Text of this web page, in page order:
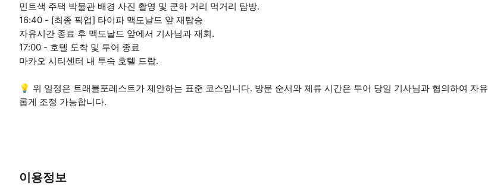
민트색 주택 박물관 배경 사진 촬영 및 쿤하 거리 먹거리 탐방.
16:40 - [최종 픽업] 타이파 맥도날드 앞 재탑승
자유시간 종료 후 맥도날드 앞에서 기사님과 재회.
17:00 - 호텔 도착 및 투어 종료
마카오 시티센터 내 투숙 호텔 드랍.
💡 위 일정은 트래블포레스트가 제안하는 표준 코스입니다. 방문 순서와 체류 시간은 투어 당일 기사님과 협의하여 자유
롭게 조정 가능합니다.
이용정보